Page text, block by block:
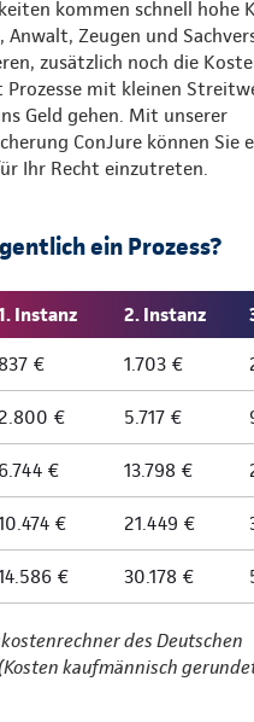
kommen schnell hohe
Anwalt, Zeugen und
zusätzlich noch die
Prozesse mit kleinen
Geld gehen. Mit unserer
ConJure können Sie
Ihr Recht einzutreten.
ein Prozess?
Instanz 2. Instanz
837 € 1.703 €
2.800 € 5.717 €
6.744 € 13.798 €
€ 21.449 €
€ 30.178 €
des Deutschen
kaufmännisch